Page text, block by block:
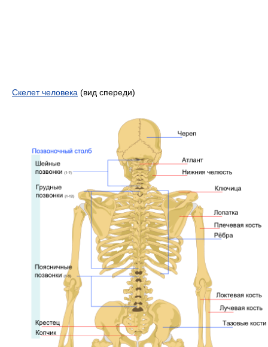
Скелет человека (вид спереди)